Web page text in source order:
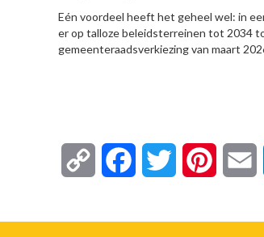
Eén voordeel heeft het geheel wel: in
er op talloze beleidsterreinen tot 2034
gemeenteraadsverkiezing van maart
Copy FacebookTwitter Pinterest